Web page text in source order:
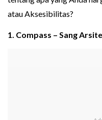
atau Aksesibilitas?
1. Compass – Sang